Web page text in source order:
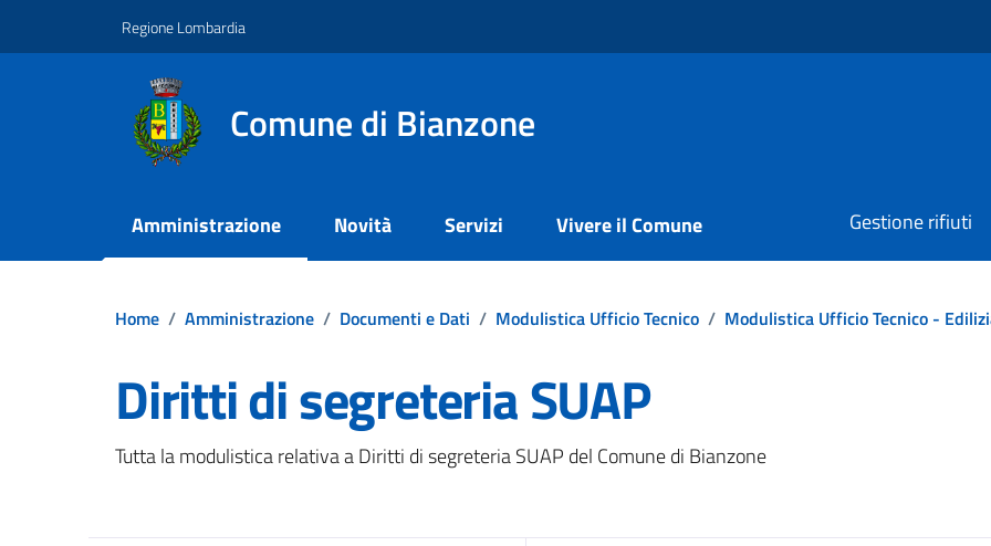
Regione Lombardia
Comune di Bianzone
Amministrazione Novità Servizi Vivere il Comune Gestione rifiuti
Home / Amministrazione / Documenti e Dati / Modulistica Ufficio Tecnico / Modulistica Ufficio Tecnico -
Diritti di segreteria SUAP
Dettagli del documento
Tutta la modulistica relativa a Diritti di segreteria SUAP del Comune di Bianzone